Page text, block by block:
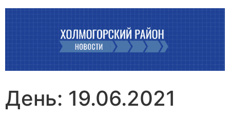
Перейти
содержимому
День: 19.06.2021